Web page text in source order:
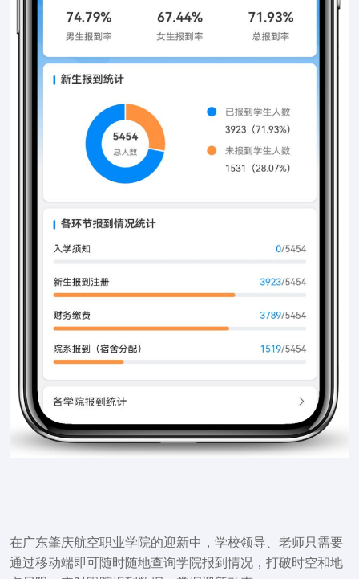
在广东肇庆航空职业学院的迎新中，学校领导、老师只需要
通过移动端即可随时随地查询学院报到情况，打破时空和地